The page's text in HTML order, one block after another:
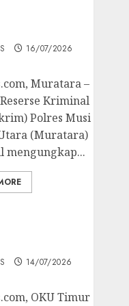
16/07/2026
Muratara –
Kriminal
Polres Musi
(Muratara)
mengungkap...
14/07/2026
OKU Timur